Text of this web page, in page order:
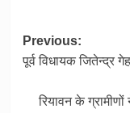
Post
Previous:
पूर्व विधायक जितेन्द्र
रियावन के